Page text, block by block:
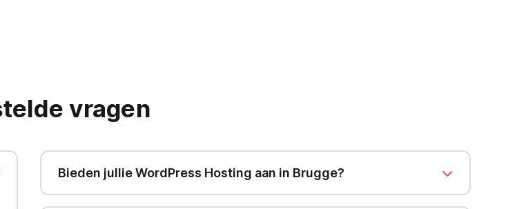
vragen
Bieden jullie WordPress Hosting aan in Brugge?